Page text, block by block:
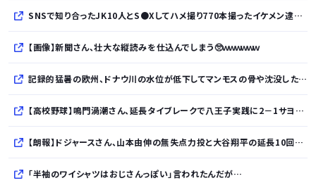
SNSで知り合ったJK10人とS●Xしてハメ撮り770本撮ったイケメン逮捕wwwwwwwwwwwwwww
【画像】新聞さん、壮大な縦読みを仕込んでしまう🥺ｗｗｗｗｗｗ
記録的猛暑の欧州、ドナウ川の水位が低下してマンモスの骨や沈没したドイツ軍の戦艦が出現
【高校野球】鳴門渦潮さん、延長タイブレークで八王子実践に2－1サヨナラ勝ちｗｗｗｗｗｗｗｗｗｗ
【朗報】ドジャースさん、山本由伸の無失点力投と大谷翔平の延長10回決勝打で7連敗ストップｗｗｗｗｗｗｗｗｗｗ
「半袖のワイシャツはおじさんっぽい」言われたんだが…